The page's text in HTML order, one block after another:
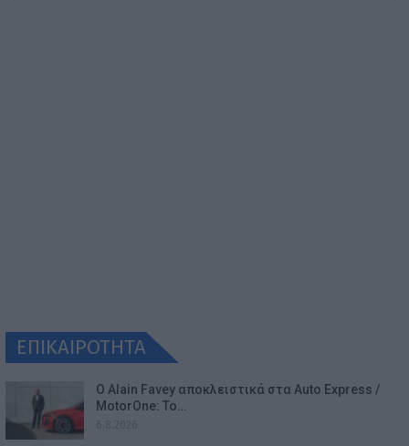
ΕΠΙΚΑΙΡΟΤΗΤΑ
Ο Alain Favey αποκλειστικά στα Auto Express /
MotorOne: Το…